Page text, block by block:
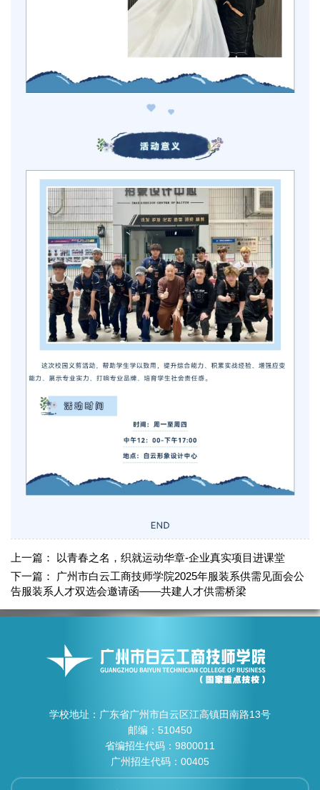
上一篇：
以青春之名，织就运动华章-企业真实项目进课堂
下一篇：
广州市白云工商技师学院2025年服装系供需见面会公
告服装系人才双选会邀请函——共建人才供需桥梁
学校地址：广东省广州市白云区江高镇田南路13号
邮编：510450
省编招生代码：9800011
广州招生代码：00405